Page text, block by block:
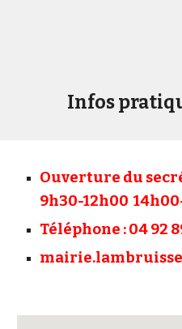
Infos
Ouverture du
9h30-12h00
Téléphone : 04 92